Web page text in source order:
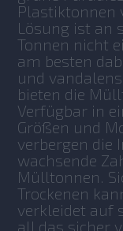
Plastiktonnen
Lösung ist an
Tonnen nicht
am besten
und
bieten die
Verfügbar in
Größen und
verbergen die
wachsende
Mülltonnen.
Trockenen
verkleidet auf
all das sicher